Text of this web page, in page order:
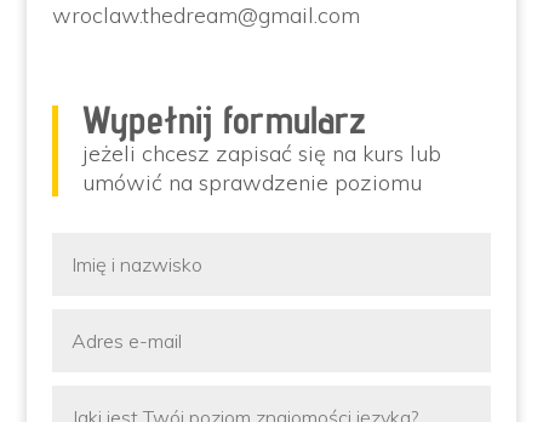
wroclaw.thedream@gmail.com
Wypełnij formularz
jeżeli chcesz zapisać się na kurs lub
umówić na sprawdzenie poziomu